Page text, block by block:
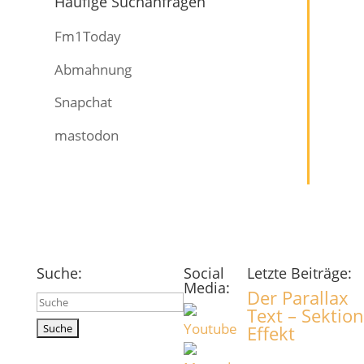
Fm1Today
Abmahnung
Snapchat
mastodon
Suche:
Suchen
nach:
Social
Media:
Letzte Beiträge:
Der Parallax
Text – Sektion
Effekt